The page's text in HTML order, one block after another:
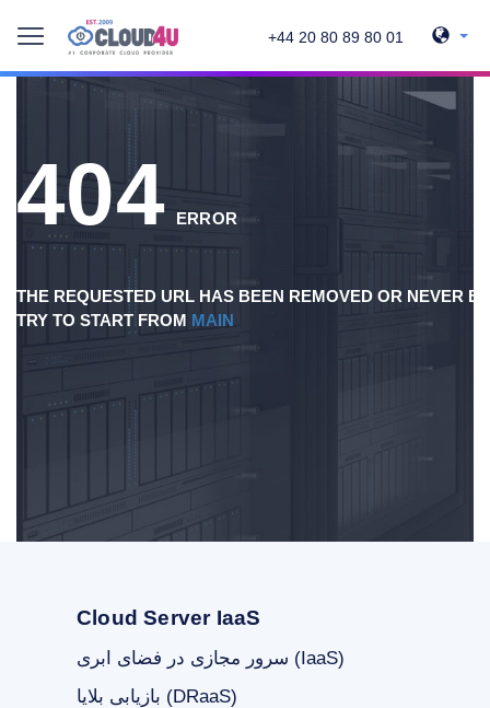
+44 20 80 89 80 01
404 ERROR
THE REQUESTED URL HAS BEEN REMOVED OR NEVER
TRY TO START FROM MAIN
Cloud Server IaaS
سرور مجازی در فضای ابری (IaaS)
بازیابی بلایا (DRaaS)